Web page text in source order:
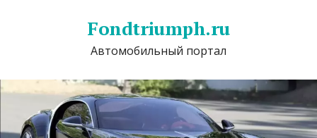
Fondtriumph.ru
Автомобильный портал